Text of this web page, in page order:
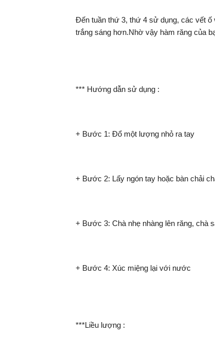
Đến tuần thứ 3, thứ 4 sử dụng, các vết ố
trắng sáng hơn.Nhờ vậy hàm răng của
*** Hướng dẫn sử dụng :
+ Bước 1: Đổ một lượng nhỏ ra tay
+ Bước 2: Lấy ngón tay hoặc bàn chải
+ Bước 3: Chà nhẹ nhàng lên răng, chà
+ Bước 4: Xúc miệng lại với nước
***Liều lượng :